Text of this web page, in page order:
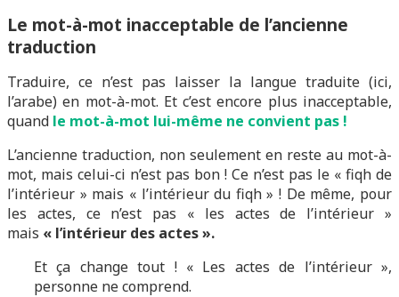
Le mot-à-mot inacceptable de l’ancienne
traduction
Traduire, ce n’est pas laisser la langue traduite (ici,
l’arabe) en mot-à-mot. Et c’est encore plus inacceptable,
quand le mot-à-mot lui-même ne convient pas !
L’ancienne traduction, non seulement en reste au mot-à-
mot, mais celui-ci n’est pas bon ! Ce n’est pas le « fiqh de
l’intérieur » mais « l’intérieur du fiqh » ! De même, pour
les actes, ce n’est pas « les actes de l’intérieur »
mais « l’intérieur des actes ».
Et ça change tout ! « Les actes de l’intérieur »,
personne ne comprend.